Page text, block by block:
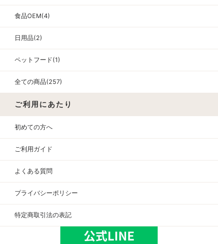
食品OEM(4)
日用品(2)
ペットフード(1)
全ての商品(257)
ご利用にあたり
初めての方へ
ご利用ガイド
よくある質問
プライバシーポリシー
特定商取引法の表記